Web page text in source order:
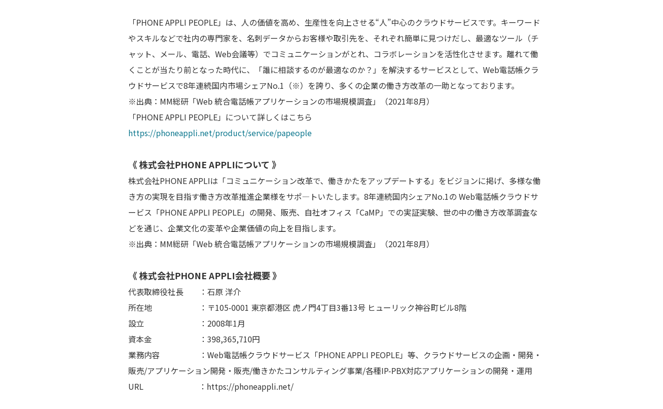
「PHONE APPLI PEOPLE」は、人の価値を高め、生産性を向上させる“人”中心のクラウドサービスです。キーワード
やスキルなどで社内の専門家を、名刺データからお客様や取引先を、それぞれ簡単に見つけだし、最適なツール（チ
ャット、メール、電話、Web会議等）でコミュニケーションがとれ、コラボレーションを活性化させます。離れて働
くことが当たり前となった時代に、「誰に相談するのが最適なのか？」を解決するサービスとして、Web電話帳クラ
ウドサービスで8年連続国内市場シェアNo.1（※）を誇り、多くの企業の働き方改革の一助となっております。
※出典：MM総研「Web 統合電話帳アプリケーションの市場規模調査」（2021年8月）
「PHONE APPLI PEOPLE」について詳しくはこちら
https://phoneappli.net/product/service/papeople
《 株式会社PHONE APPLIについて 》
株式会社PHONE APPLIは「コミュニケーション改革で、働きかたをアップデートする」をビジョンに掲げ、多様な働
き方の実現を目指す働き方改革推進企業様をサポ―トいたします。8年連続国内シェアNo.1の Web電話帳クラウドサ
ービス「PHONE APPLI PEOPLE」の開発、販売、自社オフィス「CaMP」での実証実験、世の中の働き方改革調査な
どを通じ、企業文化の変革や企業価値の向上を目指します。
※出典：MM総研「Web 統合電話帳アプリケーションの市場規模調査」（2021年8月）
《 株式会社PHONE APPLI会社概要 》
代表取締役社長 ：石原 洋介
所在地 ：〒105-0001 東京都港区 虎ノ門4丁目3番13号 ヒューリック神谷町ビル8階
設立 ：2008年1月
資本金 ：398,365,710円
業務内容 ：Web電話帳クラウドサービス「PHONE APPLI PEOPLE」等、クラウドサービスの企画・開発・
販売/アプリケーション開発・販売/働きかたコンサルティング事業/各種IP-PBX対応アプリケーションの開発・運用
URL ：https://phoneappli.net/